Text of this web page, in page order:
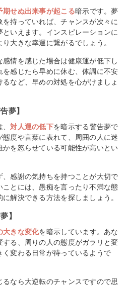
期せぬ出来事が起こる暗示です。夢
持っていれば、チャンスが次々に
いえます。インスピレーションに
大きな幸運に繋がるでしょう。
情を感じた場合は健康運が低下し
感じたら早めに休む、体調に不安
など、早めの対処を心がけましょ
夢】
、対人運の低下を暗示する警告夢で
度や言葉に表れて、周囲の人に迷
を怒らせている可能性が高いとい
感謝の気持ちを持つことが大切で
とには、愚痴を言ったり不満な態
解決できる方法を探しましょう。
】
大きな変化を暗示しています。あな
る、周りの人の態度がガラリと変
変わる日常が待っているようで
なら大逆転のチャンスですので思